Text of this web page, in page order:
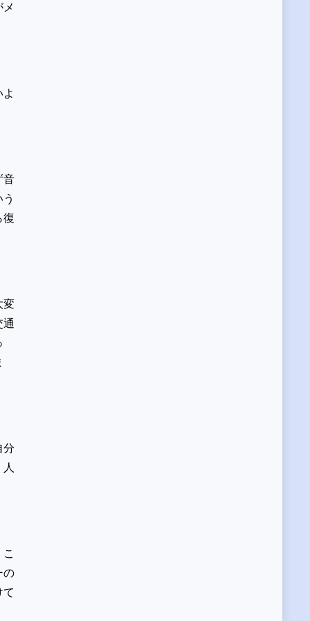
音
復
変
通
分
の
て